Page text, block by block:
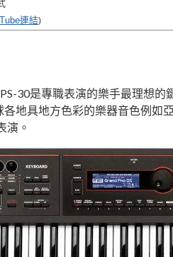
連結)
30是專職表演的樂手最理想
地具地方色彩的樂器音色例如
演。